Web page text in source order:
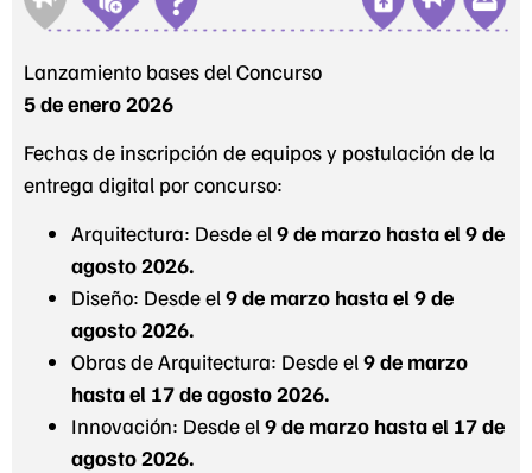
Lanzamiento bases del Concurso
5 de enero 2026
Fechas de inscripción de equipos y postulación de la
entrega digital por concurso:
Arquitectura: Desde el 9 de marzo hasta el 9 de
agosto 2026.
Diseño: Desde el 9 de marzo hasta el 9 de
agosto 2026.
Obras de Arquitectura: Desde el 9 de marzo
hasta el 17 de agosto 2026.
Innovación: Desde el 9 de marzo hasta el 17 de
agosto 2026.